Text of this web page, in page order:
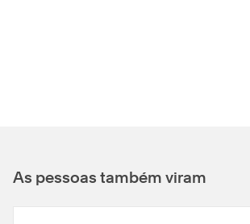
As pessoas também viram